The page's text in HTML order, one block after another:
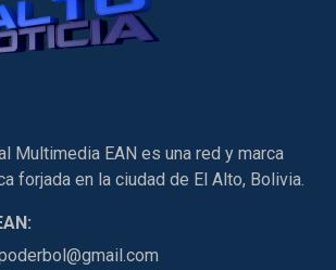
Multimedia EAN es una red y marca
forjada en la ciudad de El Alto, Bolivia.